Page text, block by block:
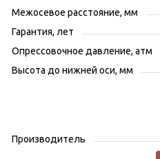
Межосевое расстояние, мм
Гарантия, лет
Опрессовочное давление, атм
Высота до нижней оси, мм
Производитель